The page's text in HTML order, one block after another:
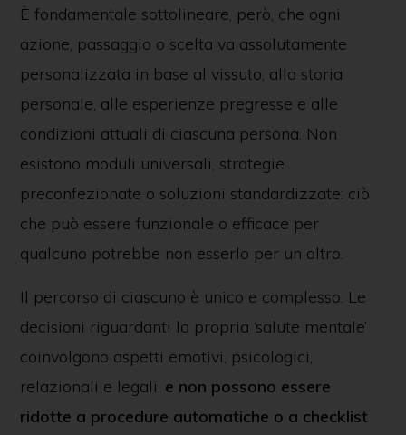
È fondamentale sottolineare, però, che ogni
azione, passaggio o scelta va assolutamente
personalizzata in base al vissuto, alla storia
personale, alle esperienze pregresse e alle
condizioni attuali di ciascuna persona. Non
esistono moduli universali, strategie
preconfezionate o soluzioni standardizzate: ciò
che può essere funzionale o efficace per
qualcuno potrebbe non esserlo per un altro.
Il percorso di ciascuno è unico e complesso. Le
decisioni riguardanti la propria ‘salute mentale’
coinvolgono aspetti emotivi, psicologici,
relazionali e legali, e non possono essere
ridotte a procedure automatiche o a checklist